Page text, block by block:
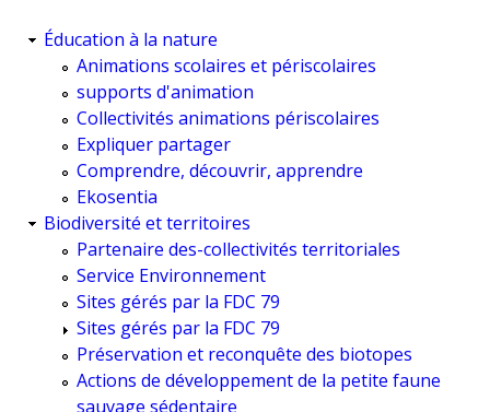
Éducation à la nature
Animations scolaires et périscolaires
supports d'animation
Collectivités animations périscolaires
Expliquer partager
Comprendre, découvrir, apprendre
Ekosentia
Biodiversité et territoires
Partenaire des-collectivités territoriales
Service Environnement
Sites gérés par la FDC 79
Sites gérés par la FDC 79
Préservation et reconquête des biotopes
Actions de développement de la petite faune
sauvage sédentaire